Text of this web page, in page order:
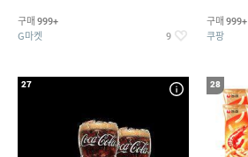
구매 999+
G마켓 9
구매 999+
쿠팡
27 28